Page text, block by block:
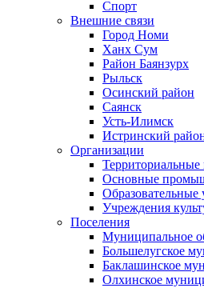
Спорт
Внешние связи
Город Номи
Ханх Сум
Район Баянзурх
Рыльск
Осинский район
Саянск
Усть-Илимск
Истринский
Организации
Территориальные
Основные
Образовательные
Учреждения
Поселения
Муниципальное
Большелугское
Баклашинское
Олхинское